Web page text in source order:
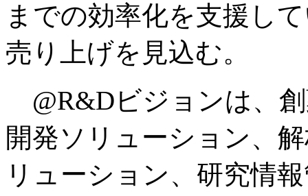
までの効率化を支援し
売り上げを見込む。
@R&Dビジョンは、
開発ソリューション、
リューション、研究情